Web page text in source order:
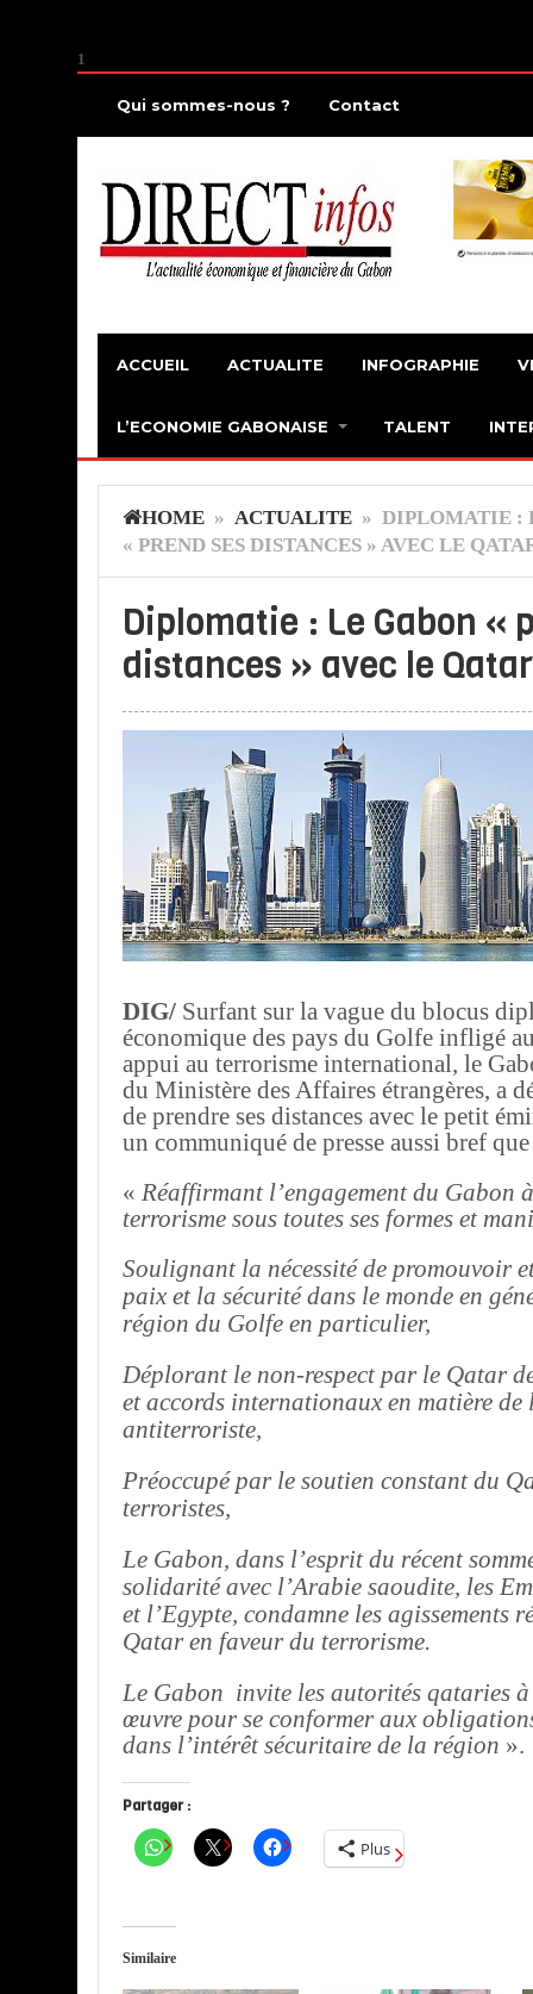
1
Qui sommes-nous ? Contact
ACCUEIL ACTUALITE INFOGRAPHIE
L’ECONOMIE GABONAISE TALENT
HOME » ACTUALITE » DIPLOMATIE :
« PREND SES DISTANCES » AVEC LE
Diplomatie : Le Gabon «
distances » avec le Qatar
DIG/ Surfant sur la vague du blocus
économique des pays du Golfe infligé
appui au terrorisme international, le
du Ministère des Affaires étrangères, a
de prendre ses distances avec le petit
un communiqué de presse aussi bref
« Réaffirmant l’engagement du Gabon
terrorisme sous toutes ses formes et
Soulignant la nécessité de promouvoir
paix et la sécurité dans le monde en
région du Golfe en particulier,
Déplorant le non-respect par le Qatar
et accords internationaux en matière de
antiterroriste,
Préoccupé par le soutien constant du
terroristes,
Le Gabon, dans l’esprit du récent
solidarité avec l’Arabie saoudite, les
et l’Egypte, condamne les agissements
Qatar en faveur du terrorisme.
Le Gabon invite les autorités qataries à
œuvre pour se conformer aux
dans l’intérêt sécuritaire de la région ».
Partager :
Plus
Similaire